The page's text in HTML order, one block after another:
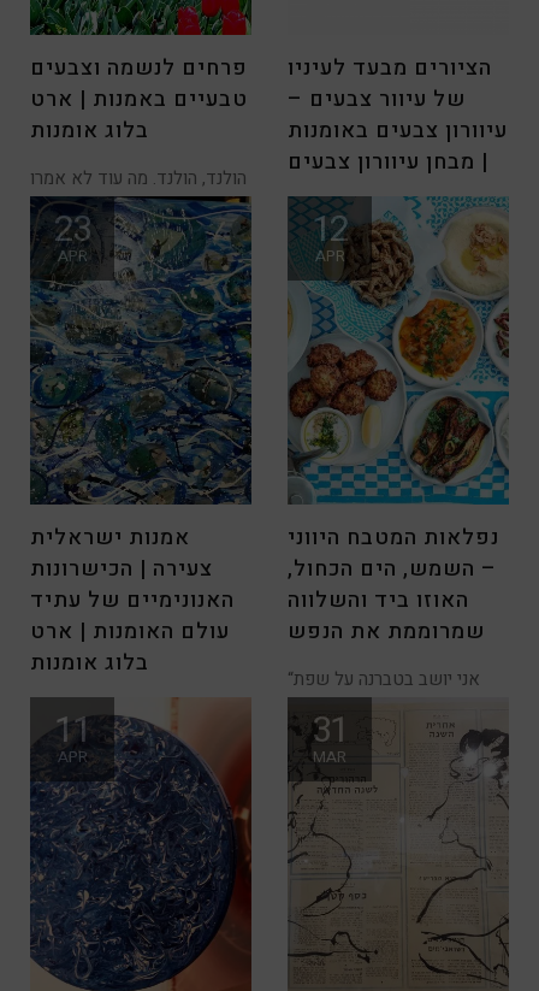
פרחים לנשמה וצבעים
טבעיים באמנות | ארט
בלוג אומנות
הולנד, הולנד. מה עוד לא אמרו
עליה? מי שמטייל ומסתובב
הציורים מבעד לעיניו
של עיוור צבעים –
עיוורון צבעים באומנות
| מבחן עיוורון צבעים
לאחר שסיימתי את עבודת
האוצרות בתערוכה “דליה עשת
– שמה
23
APR
אמנות ישראלית
צעירה | הכישרונות
האנונימיים של עתיד
עולם האומנות | ארט
בלוג אומנות
חג שמח לכל האמנים הצעירים
,הבוגרים וקוראי בלוג האמנות
שלי
12
APR
נפלאות המטבח היווני
– השמש, הים הכחול,
האוזו ביד והשלווה
שמרוממת את הנפש
“אני יושב בטברנה על שפת
המים. הנגנים מנגנים והמוסיקה
שלהם
11
APR 31
MAR